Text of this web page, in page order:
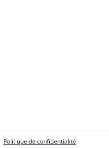
Politique de confidentialité